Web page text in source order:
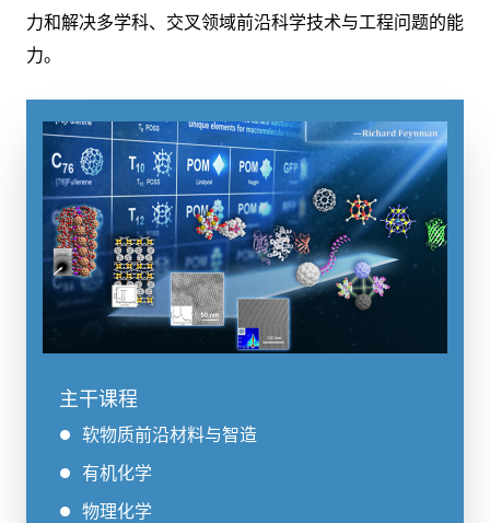
力和解决多学科、交叉领域前沿科学技术与工程问题的能
力。
主干课程
软物质前沿材料与智造
有机化学
物理化学